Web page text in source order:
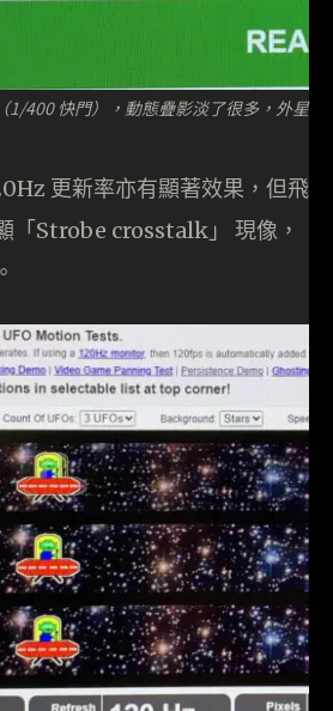
1/400 快門），動態疊影淡了很多，外星
更新率亦有顯著效果，但飛
「Strobe crosstalk」 現像，